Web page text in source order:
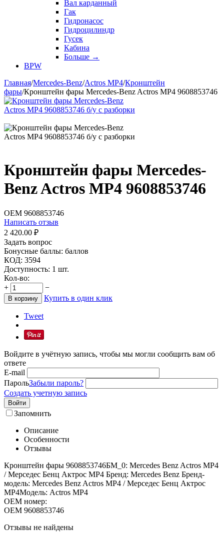
Вал карданный
Гак
Гидронасос
Гидроцилиндр
Гусек
Кабина
Больше →
BPW
Главная/Mercedes-Benz/Actros MP4/Кронштейн
фары/Кронштейн фары Mercedes-Benz Actros MP4 9608853746
Кронштейн фары Mercedes-
Benz Actros MP4 9608853746
OEM 9608853746
Написать отзыв
2 420.00 ₽
Задать вопрос
Бонусные баллы: баллов
КОД: 3594
Доступность: 1 шт.
Кол-во:
+
−
В корзину Купить в один клик
Tweet
Войдите в учётную запись, чтобы мы могли сообщить вам об
ответе
E-mail
ПарольЗабыли пароль?
Создать учетную запись
Войти
Запомнить
Описание
Особенности
Отзывы
Кронштейн фары 9608853746БМ_0: Mercedes Benz Actros MP4
/ Мерседес Бенц Актрос MP4 Бренд: Mercedes Benz Бренд-
модель: Mercedes Benz Actros MP4 / Мерседес Бенц Актрос
MP4Модель: Actros MP4
OEM номер:
OEM 9608853746
Отзывы не найдены